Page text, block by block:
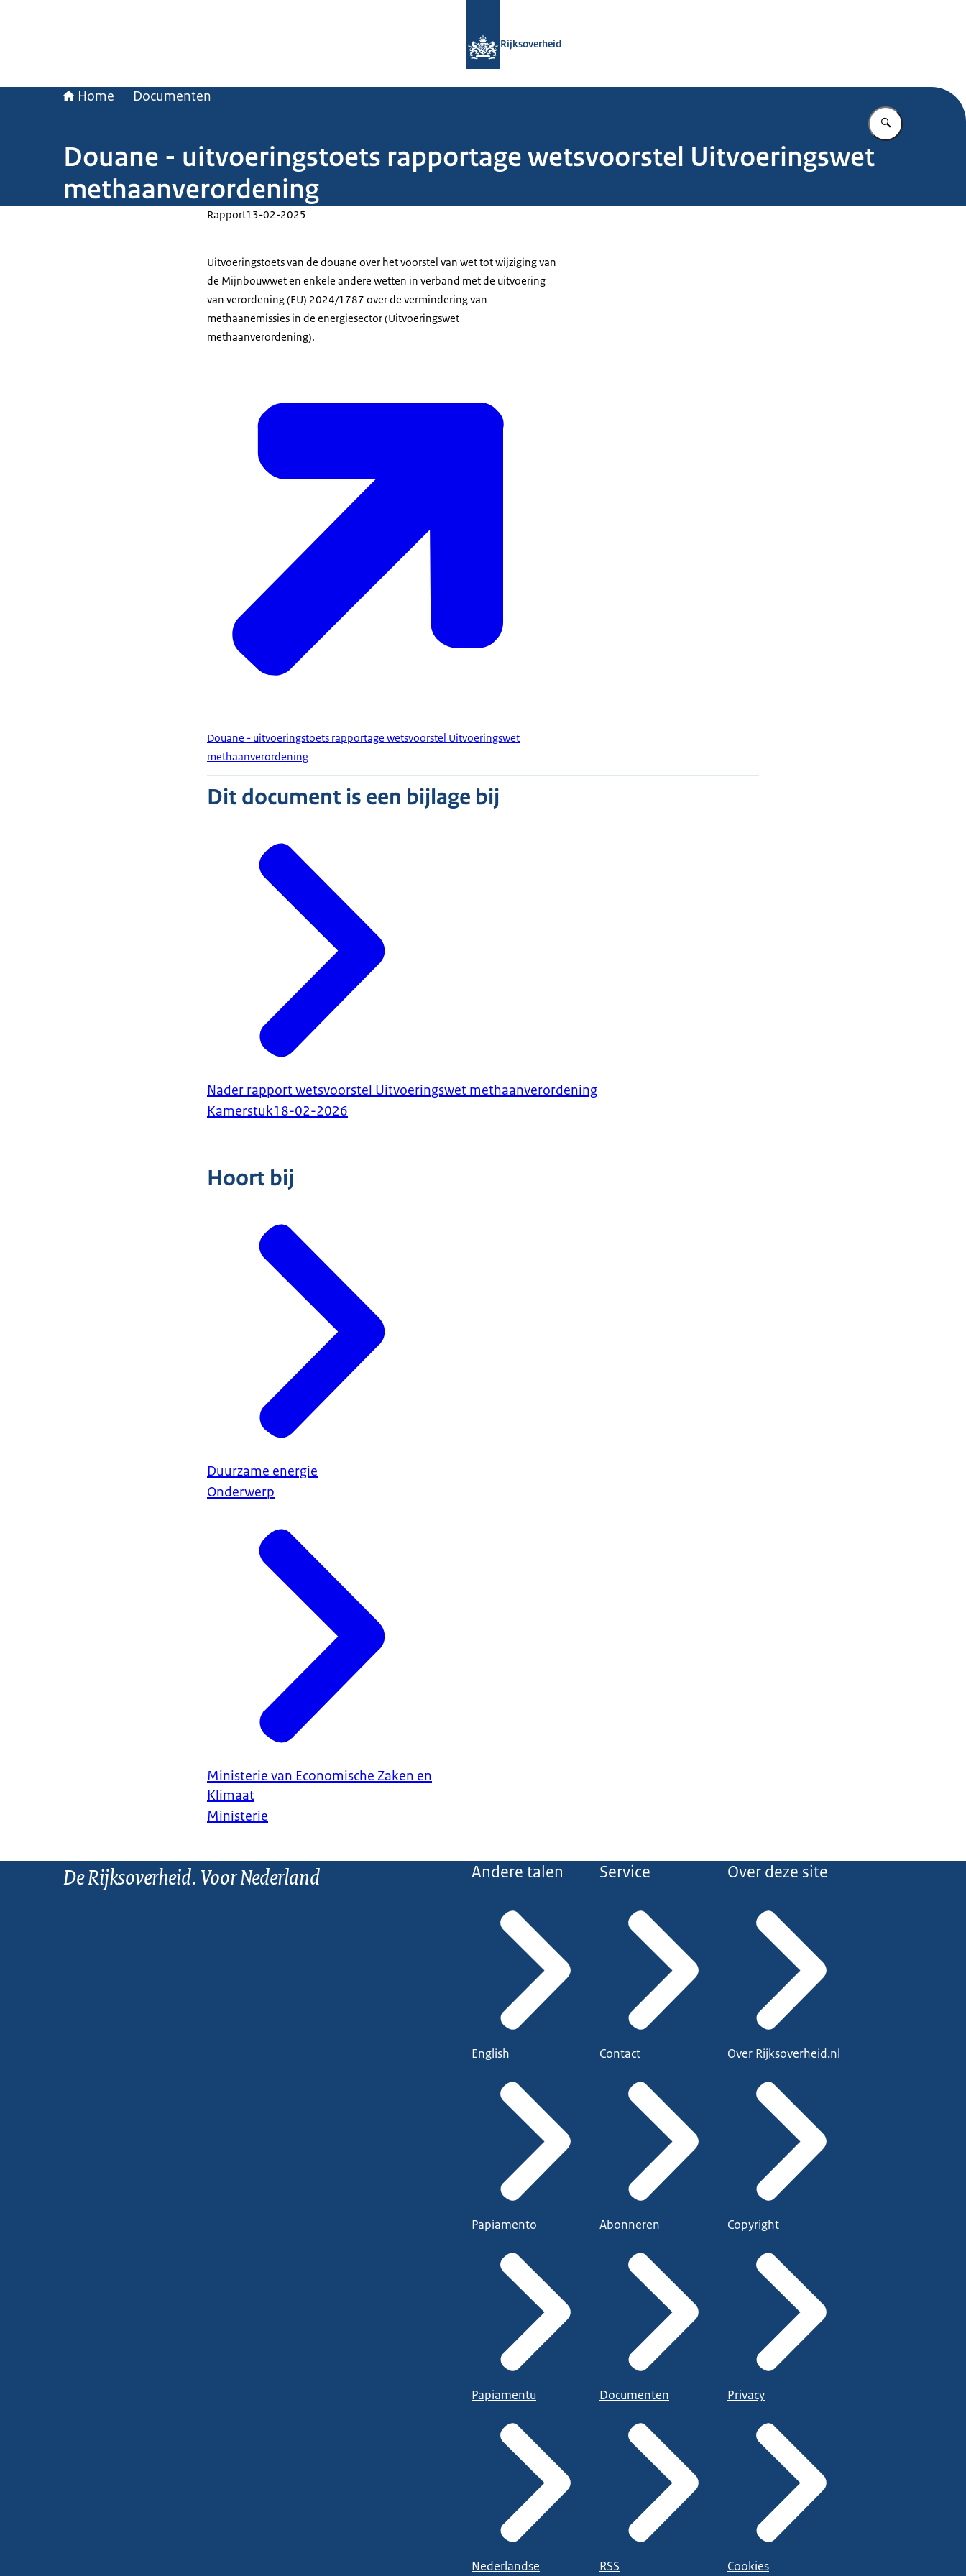
Rijksoverheid
Home Documenten
Vul in wat u
Douane - uitvoeringstoets rapportage wetsvoorstel Uitvoeringswet
methaanverordening
Rapport13-02-2025
Uitvoeringstoets van de douane over het voorstel van wet tot wijziging van
de Mijnbouwwet en enkele andere wetten in verband met de uitvoering
van verordening (EU) 2024/1787 over de vermindering van
methaanemissies in de energiesector (Uitvoeringswet
methaanverordening).
Douane - uitvoeringstoets rapportage wetsvoorstel Uitvoeringswet
methaanverordening
Dit document is een bijlage bij
Nader rapport wetsvoorstel Uitvoeringswet methaanverordening
Kamerstuk18-02-2026
Hoort bij
Duurzame energie
Onderwerp
Ministerie van Economische Zaken en
Klimaat
Ministerie
De Rijksoverheid. Voor Nederland Andere talen
English
Papiamento
Papiamentu
Nederlandse
Service
Contact
Abonneren
Documenten
RSS
Over deze site
Over Rijksoverheid.nl
Copyright
Privacy
Cookies